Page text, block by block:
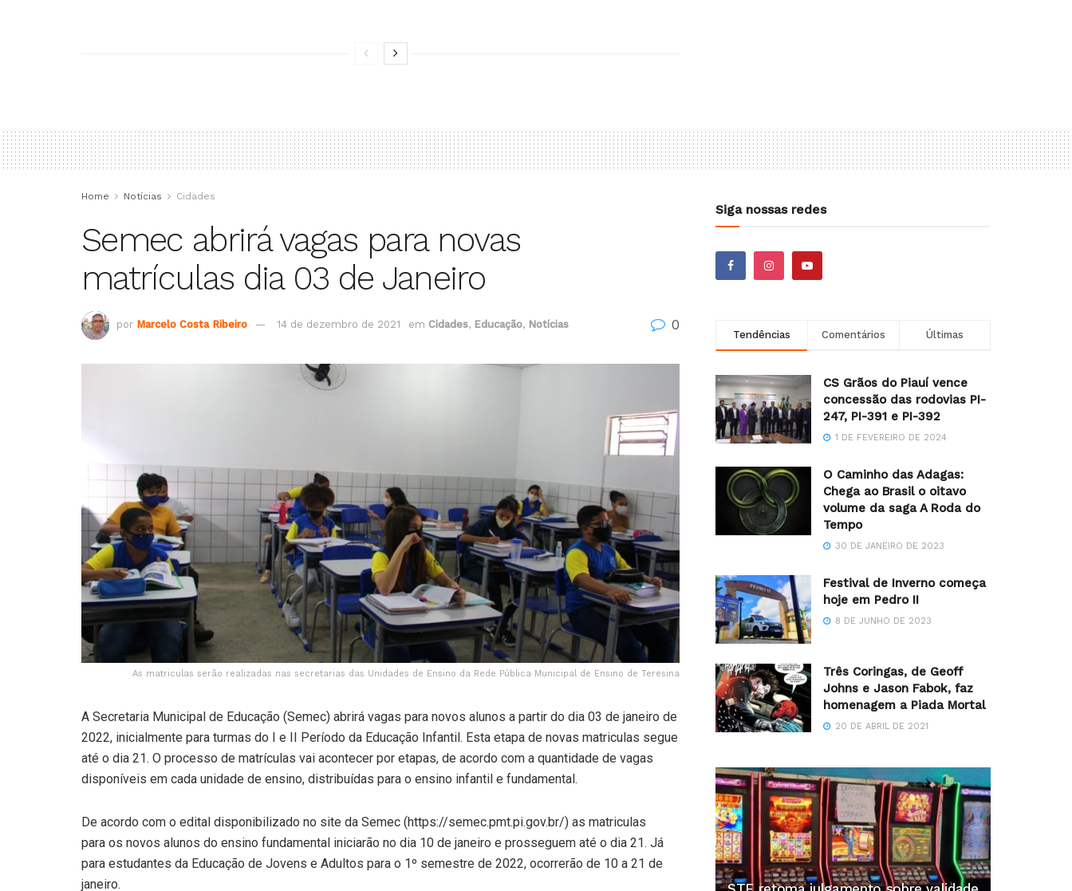
Home Notícias Cidades
Semec abrirá vagas para novas
matrículas dia 03 de Janeiro
por Marcelo Costa Ribeiro 14 de dezembro de 2021 em Cidades, Educação, Notícias 0
As matriculas serão realizadas nas secretarias das Unidades de Ensino da Rede Pública Municipal de Ensino de Teresina
A Secretaria Municipal de Educação (Semec) abrirá vagas para novos alunos a partir do dia 03 de janeiro de
2022, inicialmente para turmas do I e II Período da Educação Infantil. Esta etapa de novas matriculas segue
até o dia 21. O processo de matrículas vai acontecer por etapas, de acordo com a quantidade de vagas
disponíveis em cada unidade de ensino, distribuídas para o ensino infantil e fundamental.
De acordo com o edital disponibilizado no site da Semec (https://semec.pmt.pi.gov.br/) as matriculas
para os novos alunos do ensino fundamental iniciarão no dia 10 de janeiro e prosseguem até o dia 21. Já
para estudantes da Educação de Jovens e Adultos para o 1º semestre de 2022, ocorrerão de 10 a 21 de
janeiro.
Siga nossas redes
Tendências Comentários Últimas
CS Grãos do Piauí vence
concessão das rodovias PI-
247, PI-391 e PI-392
1 DE FEVEREIRO DE 2024
O Caminho das Adagas:
Chega ao Brasil o oitavo
volume da saga A Roda do
Tempo
30 DE JANEIRO DE 2023
Festival de Inverno começa
hoje em Pedro II
8 DE JUNHO DE 2023
Três Coringas, de Geoff
Johns e Jason Fabok, faz
homenagem a Piada Mortal
20 DE ABRIL DE 2021